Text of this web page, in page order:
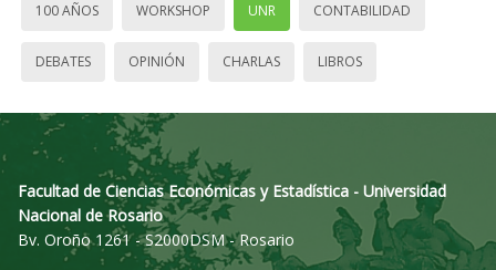
100 AÑOS WORKSHOP UNR CONTABILIDAD
DEBATES OPINIÓN CHARLAS LIBROS
Facultad de Ciencias Económicas y Estadística - Universidad
Nacional de Rosario
Bv. Oroño 1261 - S2000DSM - Rosario